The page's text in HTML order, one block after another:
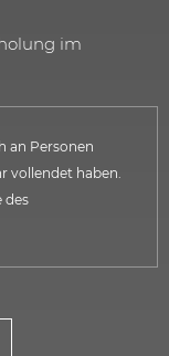
im
an Personen
vollendet haben.
des